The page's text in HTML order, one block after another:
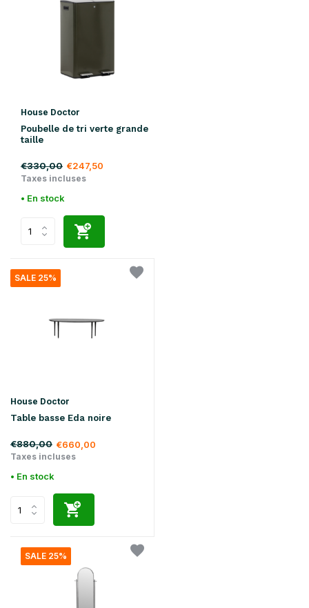
House Doctor
Poubelle de tri verte grande
taille
€330,00 €247,50
Taxes incluses
• En stock
SALE 25%
House Doctor
Table basse Eda noire
€880,00 €660,00
Taxes incluses
• En stock
SALE 25%